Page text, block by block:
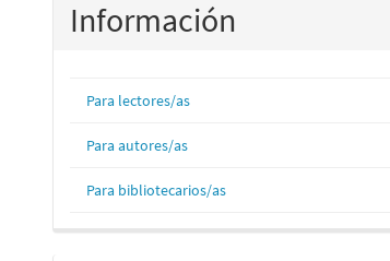
Información
Para lectores/as
Para autores/as
Para bibliotecarios/as